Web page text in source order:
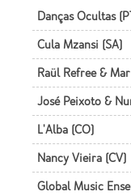
Danças Ocultas
Cula Mzansi (SA)
Raül Refree &
José Peixoto &
L'Alba (CO)
Nancy Vieira (CV)
Global Music